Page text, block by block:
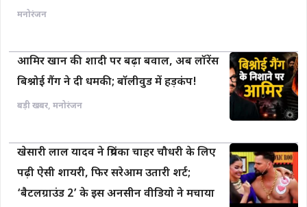
मनोरंजन
आमिर खान की शादी पर बढ़ा बवाल, अब लॉरेंस
बिश्नोई गैंग ने दी धमकी; बॉलीवुड में हड़कंप!
बड़ी खबर, मनोरंजन
खेसारी लाल यादव ने प्रियंका चाहर चौधरी के लिए
पढ़ी ऐसी शायरी, फिर सरेआम उतारी शर्ट;
‘बैटलग्राउंड 2’ के इस अनसीन वीडियो ने मचाया